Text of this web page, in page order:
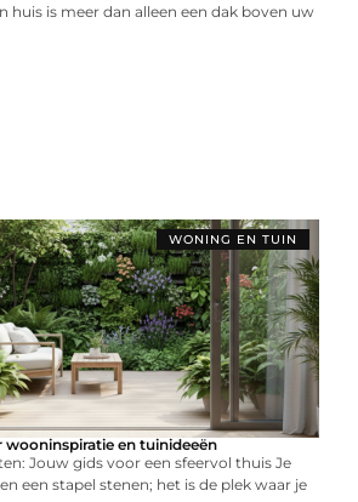
huis is meer dan alleen een dak boven uw
WONING EN TUIN
wooninspiratie en tuinideeën
Jouw gids voor een sfeervol thuis Je
een stapel stenen; het is de plek waar je